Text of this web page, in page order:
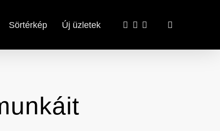
Sörtérkép Új üzletek
x- facebook
email